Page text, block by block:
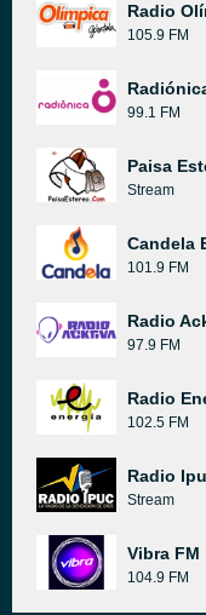
Radio
105.9 FM
99.1 FM
Paisa
Stream
Candela
101.9 FM
Radio
97.9 FM
Radio
102.5 FM
Radio
Stream
Vibra FM
104.9 FM